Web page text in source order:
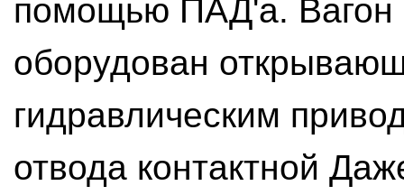
помощью ПАД'а. Вагон
оборудован
гидравлическим
отвода контактной